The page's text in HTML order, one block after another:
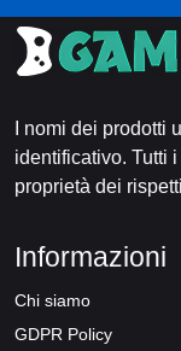
I nomi dei
identificativo. Tutti
proprietà dei
Informazioni
Chi siamo
GDPR Policy